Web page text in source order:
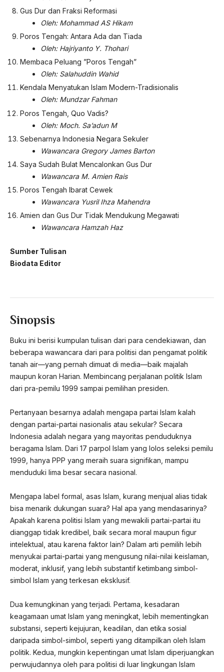
Gus Dur dan Fraksi Reformasi
Oleh: Mohammad AS Hikam
Poros Tengah: Antara Ada dan Tiada
Oleh: Hajriyanto Y. Thohari
Membaca Peluang ”Poros Tengah”
Oleh: Salahuddin Wahid
Kendala Menyatukan Islam Modern-Tradisionalis
Oleh: Mundzar Fahman
Poros Tengah, Quo Vadis?
Oleh: Moch. Sa’adun M
Sebenarnya Indonesia Negara Sekuler
Wawancara Gregory James Barton
Saya Sudah Bulat Mencalonkan Gus Dur
Wawancara M. Amien Rais
Poros Tengah Ibarat Cewek
Wawancara Yusril Ihza Mahendra
Amien dan Gus Dur Tidak Mendukung Megawati
Wawancara Hamzah Haz
Sumber Tulisan
Biodata Editor
Sinopsis
Buku ini berisi kumpulan tulisan dari para cendekiawan, dan
beberapa wawancara dari para politisi dan pengamat politik
tanah air—yang pernah dimuat di media—baik majalah
maupun koran Harian. Membincang perjalanan politik Islam
dari pra-pemilu 1999 sampai pemilihan presiden.
Pertanyaan besarnya adalah mengapa partai Islam kalah
dengan partai-partai nasionalis atau sekular? Secara
Indonesia adalah negara yang mayoritas penduduknya
beragama Islam. Dari 17 parpol Islam yang lolos seleksi pemilu
1999, hanya PPP yang meraih suara signifikan, mampu
menduduki lima besar secara nasional.
Mengapa label formal, asas Islam, kurang menjual alias tidak
bisa menarik dukungan suara? Hal apa yang mendasarinya?
Apakah karena politisi Islam yang mewakili partai-partai itu
dianggap tidak kredibel, baik secara moral maupun figur
intelektual, atau karena faktor lain? Dalam arti pemilih lebih
menyukai partai-partai yang mengusung nilai-nilai keislaman,
moderat, inklusif, yang lebih substantif ketimbang simbol-
simbol Islam yang terkesan eksklusif.
Dua kemungkinan yang terjadi. Pertama, kesadaran
keagamaan umat Islam yang meningkat, lebih mementingkan
substansi, seperti kejujuran, keadilan, dan etika sosial
daripada simbol-simbol, seperti yang ditampilkan oleh Islam
politik. Kedua, mungkin kepentingan umat Islam diperjuangkan
perwujudannya oleh para politisi di luar lingkungan Islam